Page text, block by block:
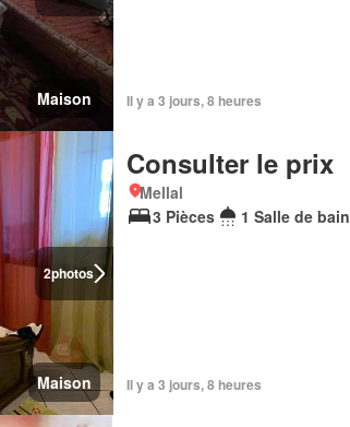
Maison Il y a 3 jours, 8 heures
2photos
Maison
Consulter le prix
Mellal
3 Pièces
1 Salle de bain
Il y a 3 jours, 8 heures